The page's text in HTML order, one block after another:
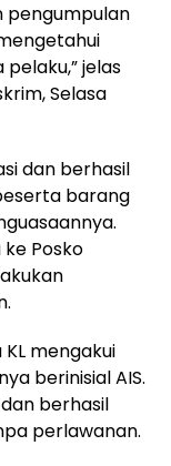
pengumpulan
jelas
Selasa
dan berhasil
barang
Posko
mengakui
berinisial AIS.
berhasil
perlawanan.